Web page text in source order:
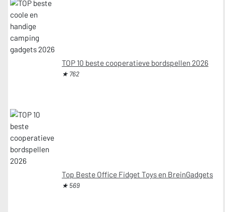
TOP 10 beste cooperatieve bordspellen 2026
★ 762
Top Beste Office Fidget Toys en BreinGadgets
★ 569